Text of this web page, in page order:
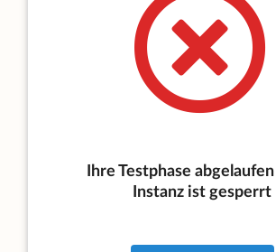
Ihre Testphase
Instanz ist gesperrt